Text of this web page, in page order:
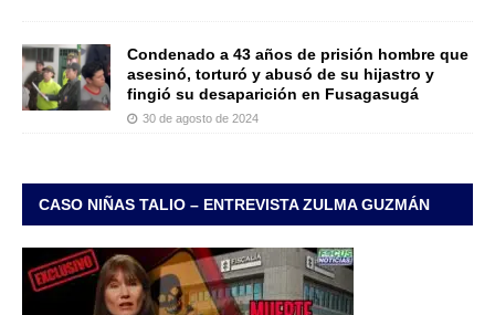
Condenado a 43 años de prisión hombre que
asesinó, torturó y abusó de su hijastro y
fingió su desaparición en Fusagasugá
30 de agosto de 2024
CASO NIÑAS TALIO – ENTREVISTA ZULMA GUZMÁN